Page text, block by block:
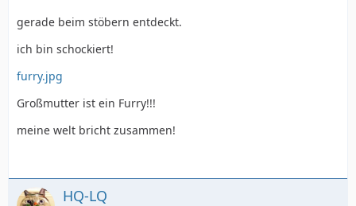
gerade beim stöbern entdeckt.
ich bin schockiert!
furry.jpg
Großmutter ist ein Furry!!!
meine welt bricht zusammen!
HQ-LQ